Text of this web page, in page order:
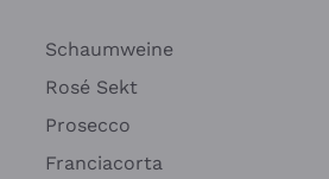
Schaumweine
Rosé Sekt
Prosecco
Franciacorta